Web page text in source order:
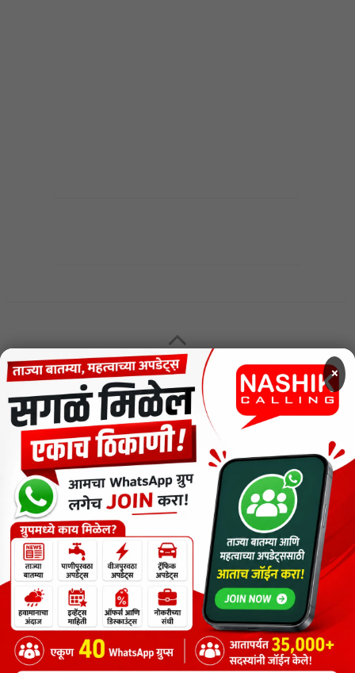
MENU
CODE OF ETHICS FOR DIGITAL NEWS WEBSITES
Contact Us
Privacy Policy
Short News
ThemeNcode PDF Viewer SC [Do not Delete]
वाचकांना विनम्र सूचना
Nashik Calling - Nashik News in MarathiCopyright © 2026.Copyrights
×